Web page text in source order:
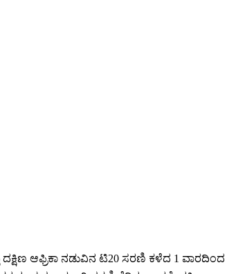
ಆಫ್ರಿಕಾ ನಡುವಿನ ಟಿ20 ಸರಣಿ ಕಳೆದ 1 ವಾರದಿಂದ